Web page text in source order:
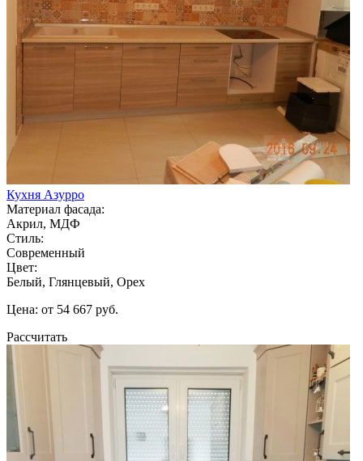
Кухня Азурро
Материал фасада:
Акрил, МДФ
Стиль:
Современный
Цвет:
Белый, Глянцевый, Орех
Цена: от 54 667 руб.
Рассчитать